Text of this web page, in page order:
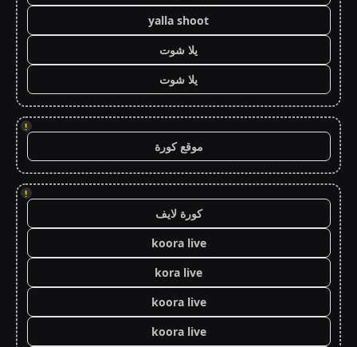
yalla shoot
يلا شوت
يلا شوت
!
موقع كورة
!
كورة لايف
koora live
kora live
koora live
koora live